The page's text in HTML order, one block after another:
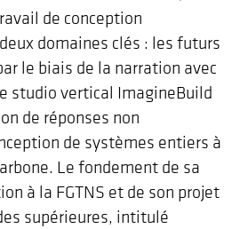
de conception
domaines clés : les futurs
le biais de la narration avec
studio vertical ImagineBuild
de réponses non
de systèmes entiers à
Le fondement de sa
à la FGTNS et de son projet
supérieures, intitulé